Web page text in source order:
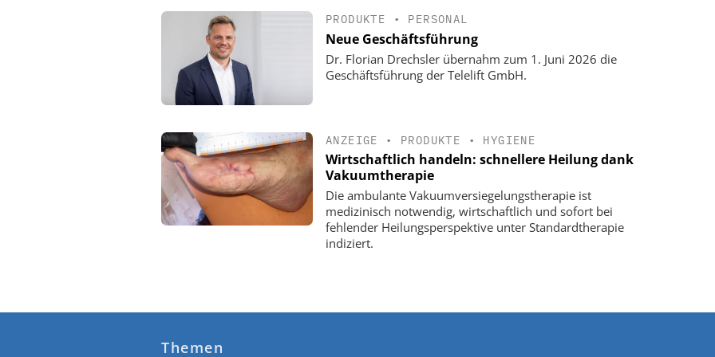
PRODUKTE • PERSONAL
Neue Geschäftsführung
Dr. Florian Drechsler übernahm zum 1. Juni 2026 die
Geschäftsführung der Telelift GmbH.
ANZEIGE • PRODUKTE • HYGIENE
Wirtschaftlich handeln: schnellere Heilung dank
Vakuumtherapie
Die ambulante Vakuumversiegelungstherapie ist
medizinisch notwendig, wirtschaftlich und sofort bei
fehlender Heilungsperspektive unter Standardtherapie
indiziert.
Themen